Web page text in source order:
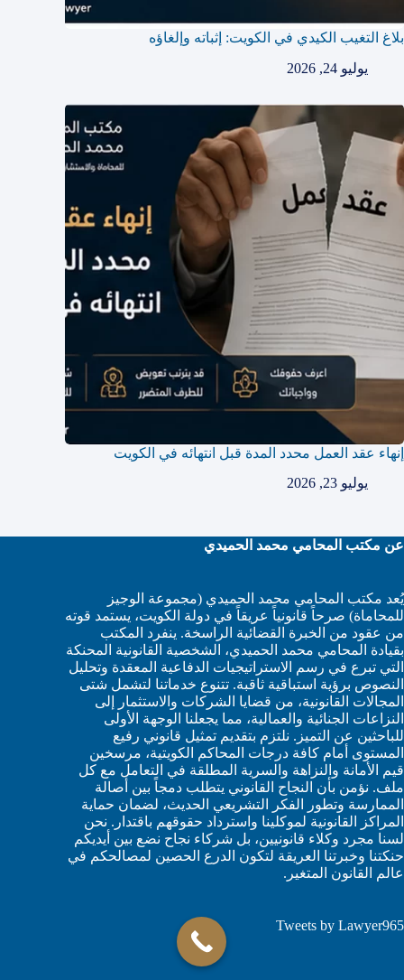
بلاغ التغيب الكيدي في الكويت: إثباته وإلغاؤه
يوليو 24, 2026
إنهاء عقد العمل محدد المدة قبل انتهائه في الكويت
يوليو 23, 2026
عن مكتب المحامي محمد الحميدي
يُعد مكتب المحامي محمد الحميدي (مجموعة الوجيز
للمحاماة) صرحاً قانونياً عريقاً في دولة الكويت، يستمد قوته
من عقود من الخبرة القضائية الراسخة. ينفرد المكتب
بقيادة المحامي محمد الحميدي، الشخصية القانونية المحنكة
التي تبرع في رسم الاستراتيجيات الدفاعية المعقدة وتحليل
النصوص برؤية استباقية ثاقبة. تتنوع خدماتنا لتشمل شتى
المجالات القانونية، من قضايا الشركات والاستثمار إلى
النزاعات الجنائية والعمالية، مما يجعلنا الوجهة الأولى
للباحثين عن التميز. نلتزم بتقديم تمثيل قانوني رفيع
المستوى أمام كافة درجات المحاكم الكويتية، مرسخين
قيم الأمانة والنزاهة والسرية المطلقة في التعامل مع كل
ملف. نؤمن بأن النجاح القانوني يتطلب دمجاً بين أصالة
الممارسة وتطور الفكر التشريعي الحديث، لضمان حماية
المراكز القانونية لموكلينا واسترداد حقوقهم باقتدار. نحن
لسنا مجرد وكلاء قانونيين، بل شركاء نجاح نضع بين أيديكم
حنكتنا وخبرتنا العريقة لتكون الدرع الحصين لمصالحكم في
عالم القانون المتغير.
Tweets by Lawyer965